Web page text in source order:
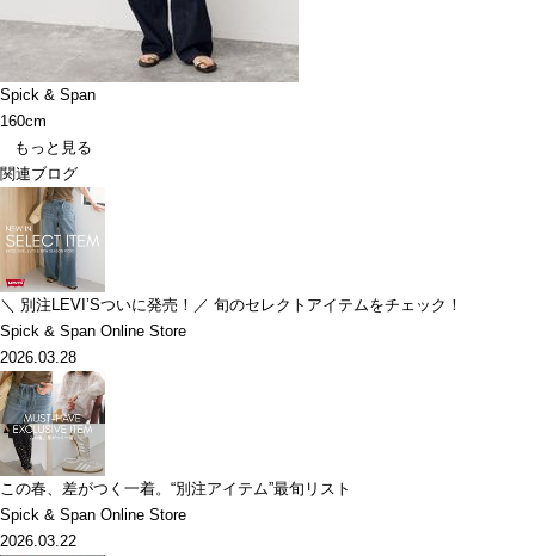
Spick & Span
160cm
もっと見る
関連ブログ
＼ 別注LEVI’Sついに発売！／ 旬のセレクトアイテムをチェック！
Spick & Span Online Store
2026.03.28
この春、差がつく一着。“別注アイテム”最旬リスト
Spick & Span Online Store
2026.03.22